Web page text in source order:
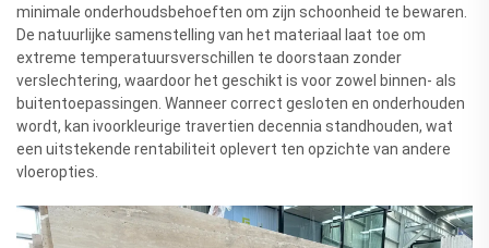
minimale onderhoudsbehoeften om zijn schoonheid te bewaren.
De natuurlijke samenstelling van het materiaal laat toe om
extreme temperatuursverschillen te doorstaan zonder
verslechtering, waardoor het geschikt is voor zowel binnen- als
buitentoepassingen. Wanneer correct gesloten en onderhouden
wordt, kan ivoorkleurige travertien decennia standhouden, wat
een uitstekende rentabiliteit oplevert ten opzichte van andere
vloeropties.